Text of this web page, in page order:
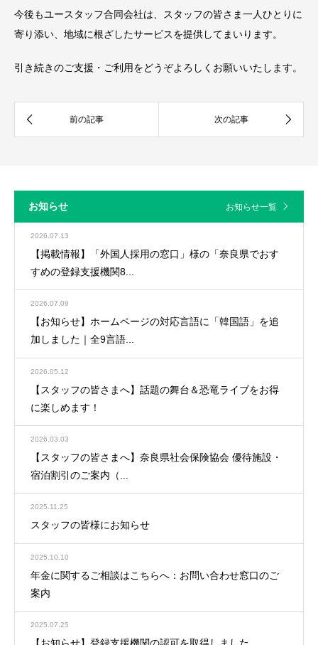
今後もユースタッフ合同会社は、スタッフの皆さま一人ひとりに
寄り添い、地域に根ざしたサービスを提供してまいります。
引き続きのご支援・ご利用をどうぞよろしくお願いいたします。
お知らせ お知らせ一覧
2026.07.13
【掲載情報】「外国人採用の窓口」様の「奈良県でおす
すめの登録支援機関8...
2026.07.09
【お知らせ】ホームページの対応言語に「韓国語」を追
加しました｜全9言語...
2026.05.12
【スタッフの皆さまへ】話題の舞台＆恐竜ライブをお得
に楽しめます！
2026.03.03
【スタッフの皆さまへ】奈良県社会保険協会 優待施設・
宿泊割引のご案内（...
2025.11.25
スタッフの皆様にお知らせ
2025.10.10
年金に関するご相談はこちらへ：お問い合わせ窓口のご
案内
2025.07.25